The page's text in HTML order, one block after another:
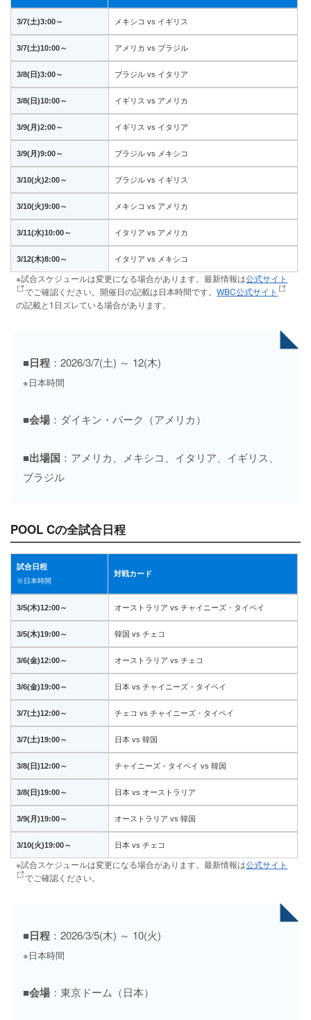
3/7(土)3:00～ メキシコ vs イギリス
3/7(土)10:00～ アメリカ vs ブラジル
3/8(日)3:00～ ブラジル vs イタリア
3/8(日)10:00～ イギリス vs アメリカ
3/9(月)2:00～ イギリス vs イタリア
3/9(月)9:00～ ブラジル vs メキシコ
3/10(火)2:00～ ブラジル vs イギリス
3/10(火)9:00～ メキシコ vs アメリカ
3/11(水)10:00～ イタリア vs アメリカ
3/12(木)8:00～ イタリア vs メキシコ
※試合スケジュールは変更になる場合があります。最新情報は公式サイト
でご確認ください。開催日の記載は日本時間です。WBC公式サイト
の記載と1日ズレている場合があります。
■日程：2026/3/7(土) ～ 12(木)
※日本時間
■会場：ダイキン・パーク（アメリカ）
■出場国 ：アメリカ、メキシコ、イタリア、イギリス、
ブラジル
POOL Cの全試合日程
試合日程
※日本時間
対戦カード
3/5(木)12:00～ オーストラリア vs チャイニーズ・タイペイ
3/5(木)19:00～ 韓国 vs チェコ
3/6(金)12:00～ オーストラリア vs チェコ
3/6(金)19:00～ 日本 vs チャイニーズ・タイペイ
3/7(土)12:00～ チェコ vs チャイニーズ・タイペイ
3/7(土)19:00～ 日本 vs 韓国
3/8(日)12:00～ チャイニーズ・タイペイ vs 韓国
3/8(日)19:00～ 日本 vs オーストラリア
3/9(月)19:00～ オーストラリア vs 韓国
3/10(火)19:00～ 日本 vs チェコ
※試合スケジュールは変更になる場合があります。最新情報は公式サイト
でご確認ください。
■日程：2026/3/5(木) ～ 10(火)
※日本時間
■会場：東京ドーム（日本）